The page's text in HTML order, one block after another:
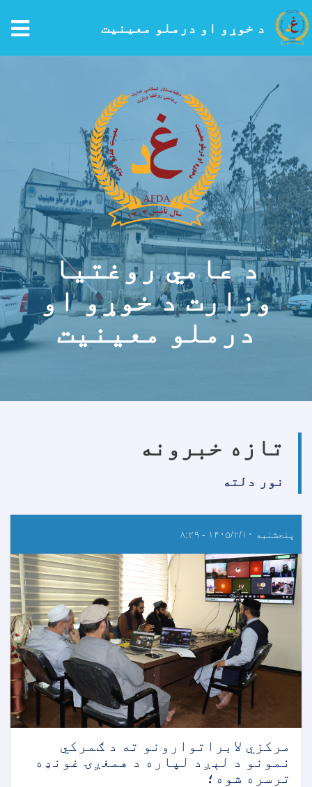
دانګل
د خوړو او درملو معینیت
د عامي روغتیا
وزارت د خوړو او
درملو معینیت
تازه خبرونه
نور دلته
پنجشنبه ۱۴۰۵/۲/۱۰ - ۸:۲۹
مرکزي لابراتوارونو ته د ګمرکي
نمونو د لېږد لپاره د همغږۍ غونډه
ترسره شوه؛